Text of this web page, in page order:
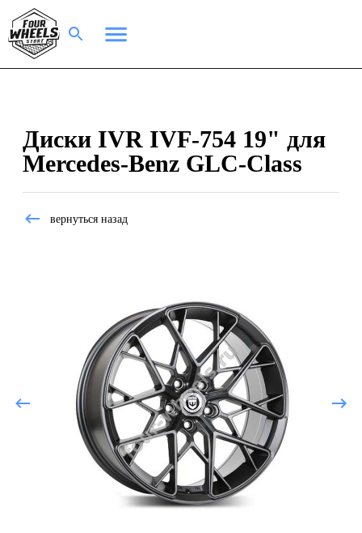
Диски IVR IVF-754 19" для
Mercedes-Benz GLC-Class
вернуться назад